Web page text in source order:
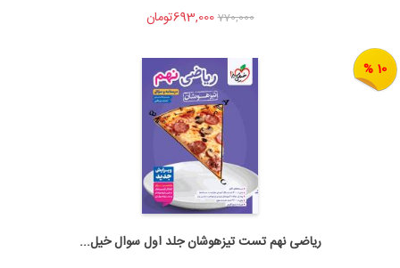
770,000693,000تومان
10 %
اضافه به سبد خرید
ریاضی نهم تست تیزهوشان جلد اول سوال خیل...